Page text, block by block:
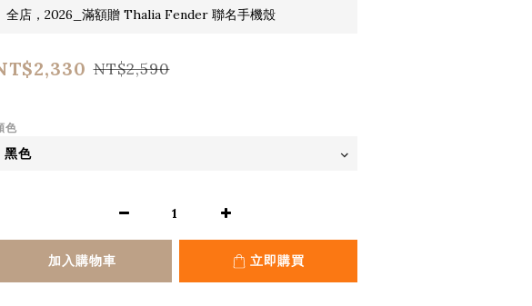
全店，2026_滿額贈 Thalia Fender 聯名手機殼
NT$2,590
色
加入購物車 立即購買